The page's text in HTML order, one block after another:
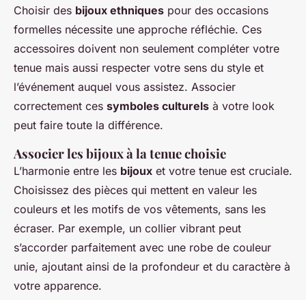
Choisir des bijoux ethniques pour des occasions
formelles nécessite une approche réfléchie. Ces
accessoires doivent non seulement compléter votre
tenue mais aussi respecter votre sens du style et
l’événement auquel vous assistez. Associer
correctement ces symboles culturels à votre look
peut faire toute la différence.
Associer les bijoux à la tenue choisie
L’harmonie entre les bijoux et votre tenue est cruciale.
Choisissez des pièces qui mettent en valeur les
couleurs et les motifs de vos vêtements, sans les
écraser. Par exemple, un collier vibrant peut
s’accorder parfaitement avec une robe de couleur
unie, ajoutant ainsi de la profondeur et du caractère à
votre apparence.